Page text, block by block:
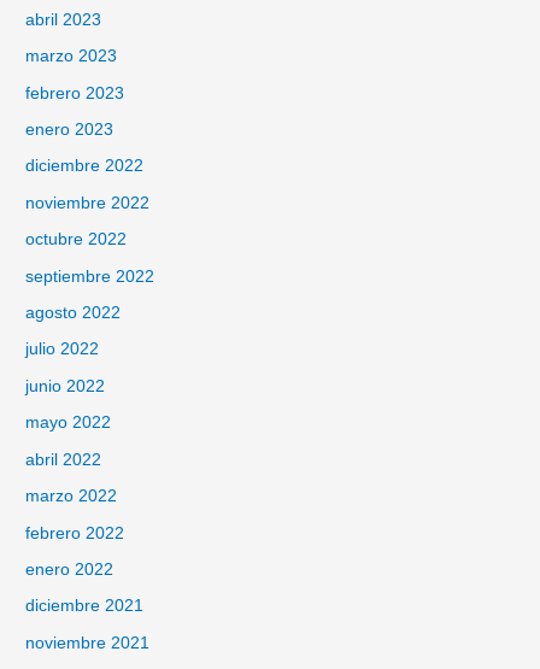
abril 2023
marzo 2023
febrero 2023
enero 2023
diciembre 2022
noviembre 2022
octubre 2022
septiembre 2022
agosto 2022
julio 2022
junio 2022
mayo 2022
abril 2022
marzo 2022
febrero 2022
enero 2022
diciembre 2021
noviembre 2021